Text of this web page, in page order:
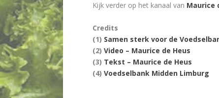
Kijk verder op het kanaal van Maurice
Credits
(1) Samen sterk voor de
(2) Video – Maurice de Heus
(3) Tekst – Maurice de Heus
(4) Voedselbank Midden Limburg